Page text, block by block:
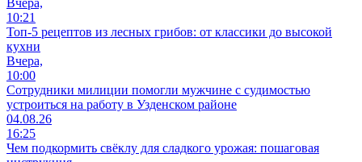
Вчера,
10:21
Топ-5 рецептов из лесных грибов: от классики до высокой
кухни
Вчера,
10:00
Сотрудники милиции помогли мужчине с судимостью
устроиться на работу в Узденском районе
04.08.26
16:25
Чем подкормить свёклу для сладкого урожая: пошаговая